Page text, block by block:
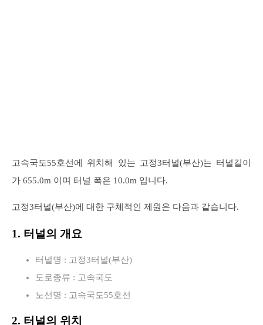
고속국도55호선에 위치해 있는 고정3터널(부산)는 터널길이
가 655.0m 이며 터널 폭은 10.0m 입니다.
고정3터널(부산)에 대한 구체적인 제원은 다음과 같습니다.
1. 터널의 개요
터널명 : 고정3터널(부산)
도로종류 : 고속국도
노선명 : 고속국도55호선
2. 터널의 위치